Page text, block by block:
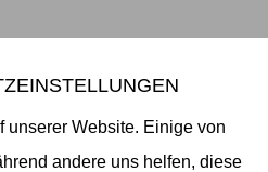
Nobuyuki Osaki, Hamburg on Hamburg
unserer Website. Einige von
andere uns helfen, diese